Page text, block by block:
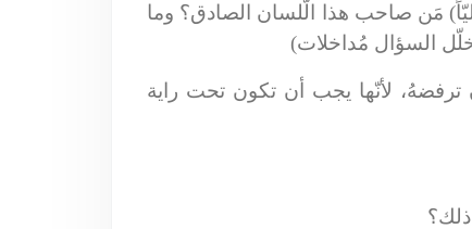
مَن صاحب هذا الّلسان الصادق؟ وما
السؤال مُداخلات)
ترفضهُ، لأنّها يجب أن تكون تحت راية